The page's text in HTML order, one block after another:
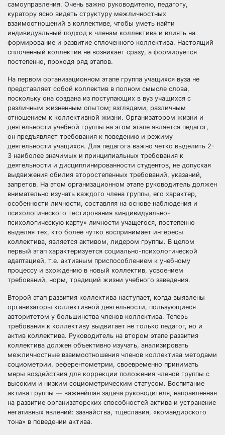
самоуправления. Очень важно руководителю, педагогу,
куратору ясно видеть структуру межличностных
взаимоотношений в коллективе, чтобы уметь найти
индивидуальный подход к членам коллектива и влиять на
формирование и развитие сплоченного коллектива. Настоящий
сплоченный коллектив не возникает сразу, а формируется
постепенно, проходя ряд этапов.
На первом организационном этапе группа учащихся вуза не
представляет собой коллектив в полном смысле слова,
поскольку она создана из поступающих в вуз учащихся с
различным жизненным опытом; взглядами, различным
отношением к коллективной жизни. Организатором жизни и
деятельности учебной группы на этом этапе является педагог,
он предъявляет требования к поведению и режиму
деятельности учащихся. Для педагога важно четко выделить 2-
3 наиболее значимых и принципиальных требования к
деятельности и дисциплинированности студентов, не допуская
выдвижения обилия второстепенных требований, указаний,
запретов. На этом организационном этапе руководитель должен
внимательно изучать каждого члена группы, его характер,
особенности личности, составляя на основе наблюдения и
психологического тестирования «индивидуально-
психологическую карту» личности учащегося, постепенно
выделяя тех, кто более чутко воспринимает интересы
коллектива, является активом, лидером группы. В целом
первый этап характеризуется социально-психологической
адаптацией, т.е. активным приспособлением к учебному
процессу и вхождению в новый коллектив, усвоением
требований, норм, традиций жизни учебного заведения.
Второй этап развития коллектива наступает, когда выявлены
организаторы коллективной деятельности, пользующиеся
авторитетом у большинства членов коллектива. Теперь
требования к коллективу выдвигает не только педагог, но и
актив коллектива. Руководитель на втором этапе развития
коллектива должен объективно изучать, анализировать
межличностные взаимоотношения членов коллектива методами
социометрии, референтометрии, своевременно принимать
меры воздействия для коррекции положения членов группы с
высоким и низким социометрическим статусом. Воспитание
актива группы — важнейшая задача руководителя, направленная
на развитие организаторских способностей актива и устранение
негативных явлений: зазнайства, тщеславия, «командирского
тона» в поведении актива.